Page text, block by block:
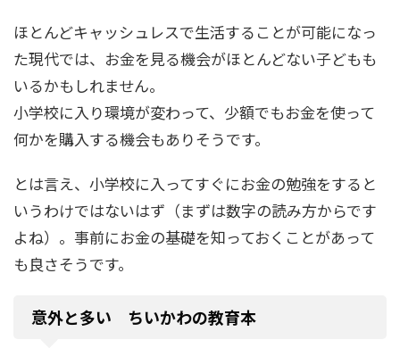
ほとんどキャッシュレスで生活することが可能になっ
た現代では、お金を見る機会がほとんどない子どもも
いるかもしれません。
小学校に入り環境が変わって、少額でもお金を使って
何かを購入する機会もありそうです。
とは言え、小学校に入ってすぐにお金の勉強をすると
いうわけではないはず（まずは数字の読み方からです
よね）。事前にお金の基礎を知っておくことがあって
も良さそうです。
意外と多い ちいかわの教育本